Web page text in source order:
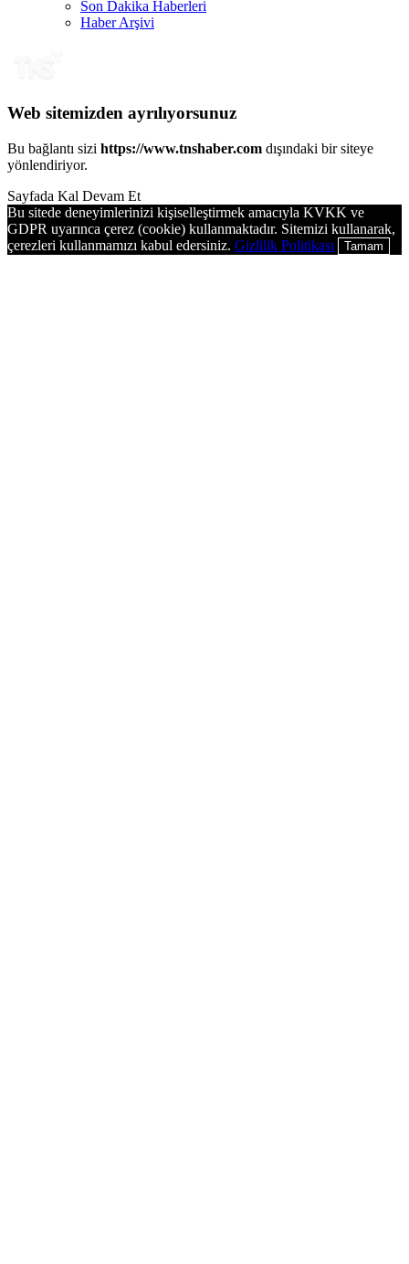
Son Dakika Haberleri
Haber Arşivi
Web sitemizden ayrılıyorsunuz
Bu bağlantı sizi https://www.tnshaber.com dışındaki bir siteye
yönlendiriyor.
Sayfada Kal Devam Et
Bu sitede deneyimlerinizi kişiselleştirmek amacıyla KVKK ve
GDPR uyarınca çerez (cookie) kullanmaktadır. Sitemizi kullanarak,
çerezleri kullanmamızı kabul edersiniz. Gizlilik Politikası Tamam